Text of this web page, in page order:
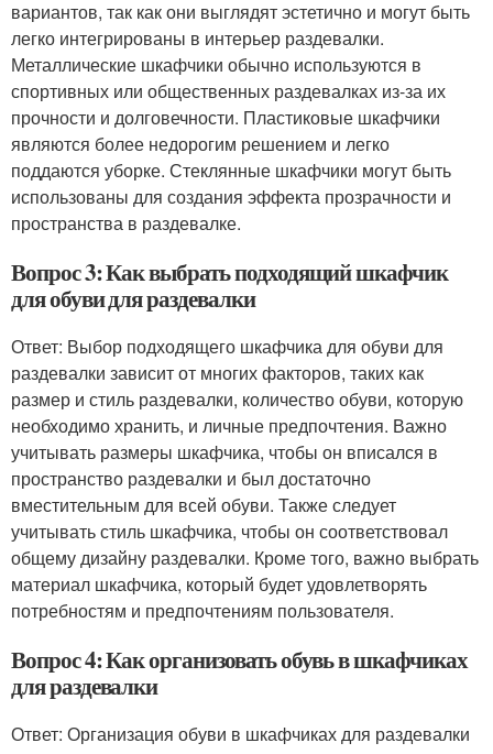
вариантов, так как они выглядят эстетично и могут быть
легко интегрированы в интерьер раздевалки.
Металлические шкафчики обычно используются в
спортивных или общественных раздевалках из-за их
прочности и долговечности. Пластиковые шкафчики
являются более недорогим решением и легко
поддаются уборке. Стеклянные шкафчики могут быть
использованы для создания эффекта прозрачности и
пространства в раздевалке.
Вопрос 3: Как выбрать подходящий шкафчик
для обуви для раздевалки
Ответ: Выбор подходящего шкафчика для обуви для
раздевалки зависит от многих факторов, таких как
размер и стиль раздевалки, количество обуви, которую
необходимо хранить, и личные предпочтения. Важно
учитывать размеры шкафчика, чтобы он вписался в
пространство раздевалки и был достаточно
вместительным для всей обуви. Также следует
учитывать стиль шкафчика, чтобы он соответствовал
общему дизайну раздевалки. Кроме того, важно выбрать
материал шкафчика, который будет удовлетворять
потребностям и предпочтениям пользователя.
Вопрос 4: Как организовать обувь в шкафчиках
для раздевалки
Ответ: Организация обуви в шкафчиках для раздевалки